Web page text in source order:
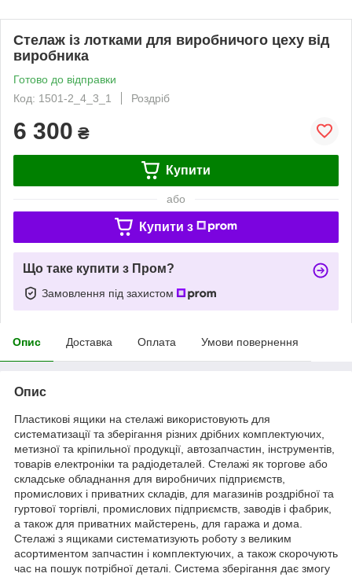
Стелаж із лотками для виробничого цеху від
виробника
Готово до відправки
Код: 1501-2_4_3_1
Роздріб
6 300 ₴
Купити
або
Купити з
Що таке купити з Пром?
Замовлення під захистом
Опис Доставка Оплата Умови повернення
Опис
Пластикові ящики на стелажі використовують для
систематизації та зберігання різних дрібних комплектуючих,
метизної та кріпильної продукції, автозапчастин, інструментів,
товарів електроніки та радіодеталей. Стелажі як торгове або
складське обладнання для виробничих підприємств,
промислових і приватних складів, для магазинів роздрібної та
гуртової торгівлі, промислових підприємств, заводів і фабрик,
а також для приватних майстерень, для гаража и дома.
Стелажі з ящиками систематизують роботу з великим
асортиментом запчастин і комплектуючих, а також скорочують
час на пошук потрібної деталі. Система зберігання дає змогу